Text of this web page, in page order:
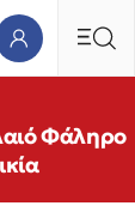
Φάληρο